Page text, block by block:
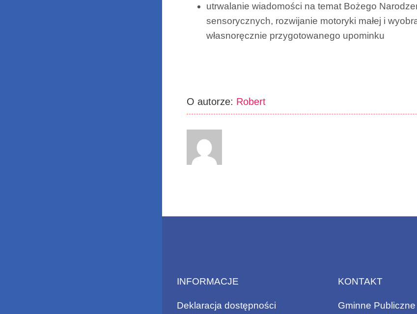
utrwalanie wiadomości na temat Bożego
sensorycznych, rozwijanie motoryki małej i
własnoręcznie przygotowanego upominku
O autorze: Robert
INFORMACJE
Deklaracja dostępności
KONTAKT
Gminne